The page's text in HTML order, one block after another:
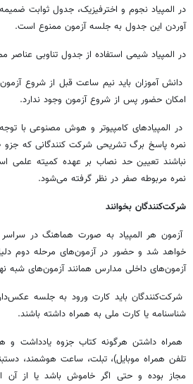
در المپیاد نجوم و اخترفیزیک، جدول ثوابت
آوردن این جدول به جلسه آزمون ممنوع است.
در المپیاد شیمی استفاده از جدول تناوبی عناصر
دانش آموزان باید نیم ساعت قبل از شروع
امکان حضور پس از شروع آزمون وجود ندارد.
در المپیادهای کامپیوتر و هوش مصنوعی با
نباشند تعیین حد نصاب بر عهده کمیته علمی
نمره مربوطه صفر در نظر گرفته می‌شود.
شرکت‌کنندگان بخوانند
آزمون هر المپیاد به صورت هماهنگ در سراسر
خواهد شد و حضور در آزمون‌های مرحله دوم
آزمون‌های داخلی مدارس همانند آزمون‌های شبه
شرکت‌کنندگان باید کارت ورود به جلسه
شناسنامه یا کارت ملی به همراه داشته باشند.
همراه داشتن هرگونه کتاب جزوه یادداشت و
تلفن همراه موبایل)، تبلت، ساعت هوشمند،
مجاز بوده و حتی اگر خاموش باشد یا از